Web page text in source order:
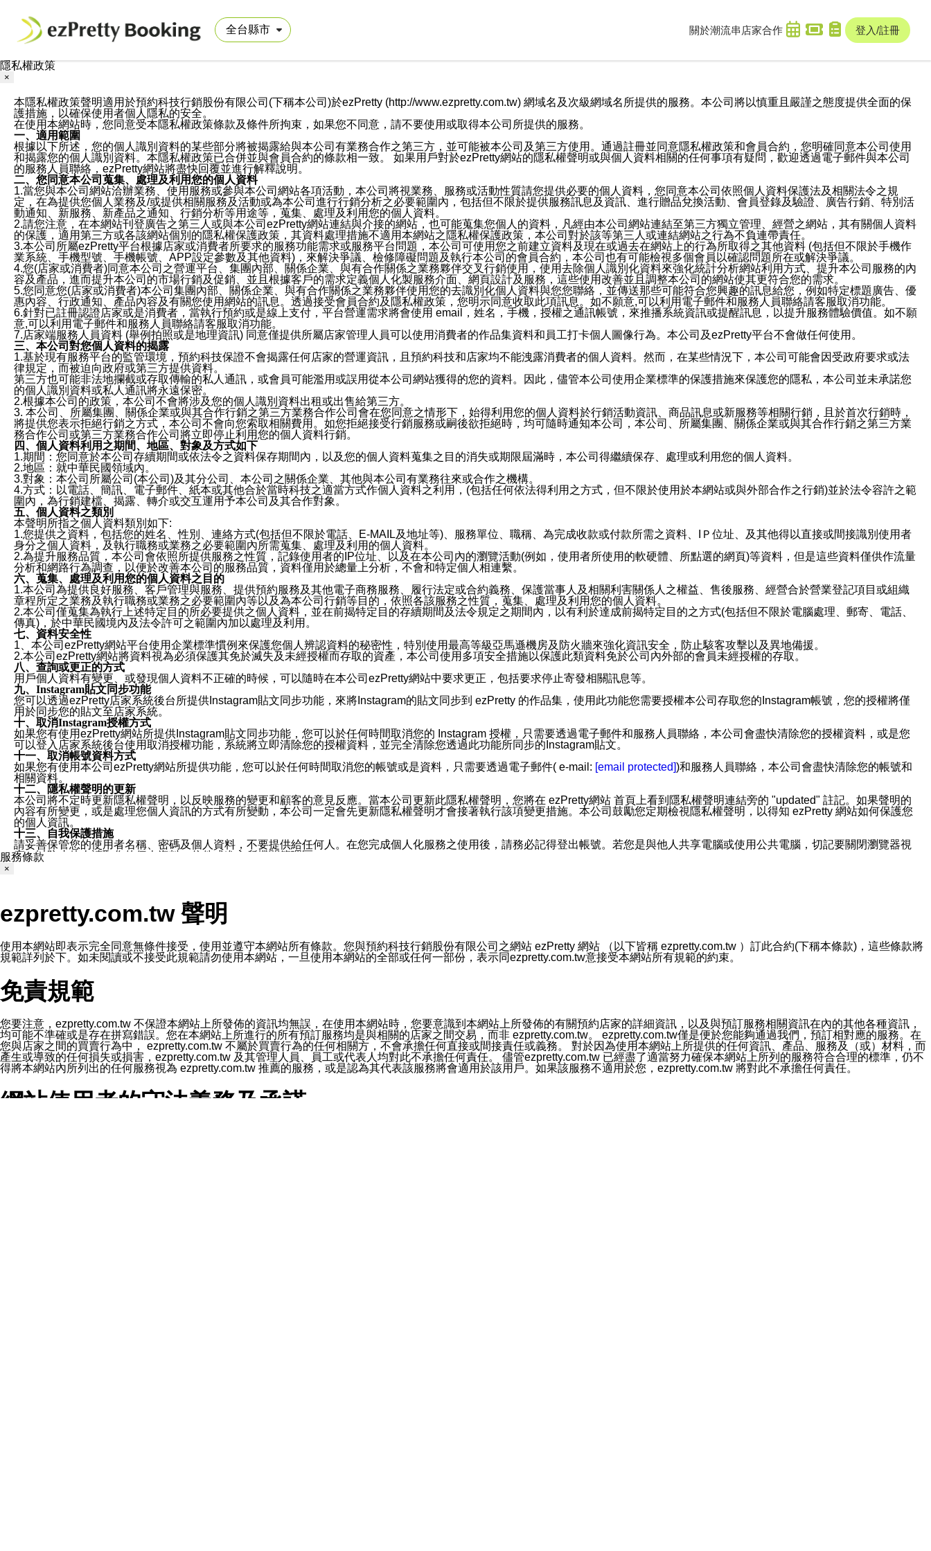
關於潮流串 店家合作 登入/註冊
隱私權政策
×
本隱私權政策聲明適用於預約科技行銷股份有限公司(下稱本公司)於ezPretty (http://www.ezpretty.com.tw) 網域名及次級網域名所提供的服務。本公司將以慎重且嚴謹之態度提供全面的保
護措施，以確保使用者個人隱私的安全。
在使用本網站時，您同意受本隱私權政策條款及條件所拘束，如果您不同意，請不要使用或取得本公司所提供的服務。
一、適用範圍
根據以下所述，您的個人識別資料的某些部分將被揭露給與本公司有業務合作之第三方，並可能被本公司及第三方使用。通過註冊並同意隱私權政策和會員合約，您明確同意本公司使用
和揭露您的個人識別資料。本隱私權政策已合併並與會員合約的條款相一致。 如果用戶對於ezPretty網站的隱私權聲明或與個人資料相關的任何事項有疑問，歡迎透過電子郵件與本公司
的服務人員聯絡，ezPretty網站將盡快回覆並進行解釋說明。
二、您同意本公司蒐集、處理及利用您的個人資料
1.當您與本公司網站洽辦業務、使用服務或參與本公司網站各項活動，本公司將視業務、服務或活動性質請您提供必要的個人資料，您同意本公司依照個人資料保護法及相關法令之規
定，在為提供您個人業務及/或提供相關服務及活動或為本公司進行行銷分析之必要範圍內，包括但不限於提供服務訊息及資訊、進行贈品兌換活動、會員登錄及驗證、廣告行銷、特別活
動通知、新服務、新產品之通知、行銷分析等用途等，蒐集、處理及利用您的個人資料。
2.請您注意，在本網站刊登廣告之第三人或與本公司ezPretty網站連結與介接的網站，也可能蒐集您個人的資料，凡經由本公司網站連結至第三方獨立管理、經營之網站，其有關個人資料
的保護，適用第三方或各該網站個別的隱私權保護政策，其資料處理措施不適用本網站之隱私權保護政策，本公司對於該等第三人或連結網站之行為不負連帶責任。
3.本公司所屬ezPretty平台根據店家或消費者所要求的服務功能需求或服務平台問題，本公司可使用您之前建立資料及現在或過去在網站上的行為所取得之其他資料 (包括但不限於手機作
業系統、手機型號、手機帳號、APP設定參數及其他資料)，來解決爭議、檢修障礙問題及執行本公司的會員合約，本公司也有可能檢視多個會員以確認問題所在或解決爭議。
4.您(店家或消費者)同意本公司之營運平台、集團內部、關係企業、與有合作關係之業務夥伴交叉行銷使用，使用去除個人識別化資料來強化統計分析網站利用方式、提升本公司服務的內
容及產品，進而提升本公司的市場行銷及促銷、並且根據客戶的需求定義個人化製服務介面、網頁設計及服務，這些使用改善並且調整本公司的網站使其更符合您的需求。
5.您同意您(店家或消費者)本公司集團內部、關係企業、與有合作關係之業務夥伴使用您的去識別化個人資料與您您聯絡，並傳送那些可能符合您興趣的訊息給您，例如特定標題廣告、優
惠內容、行政通知、產品內容及有關您使用網站的訊息。透過接受會員合約及隱私權政策，您明示同意收取此項訊息。如不願意,可以利用電子郵件和服務人員聯絡請客服取消功能。
6.針對已註冊認證店家或是消費者，當執行預約或是線上支付，平台營運需求將會使用 email，姓名，手機，授權之通訊帳號，來推播系統資訊或提醒訊息，以提升服務體驗價值。如不願
意,可以利用電子郵件和服務人員聯絡請客服取消功能。
7.店家端服務人員資料 (舉例拍照或是地理資訊) 同意僅提供所屬店家管理人員可以使用消費者的作品集資料和員工打卡個人圖像行為。本公司及ezPretty平台不會做任何使用。
三、本公司對您個人資料的揭露
1.基於現有服務平台的監管環境，預約科技保證不會揭露任何店家的營運資訊，且預約科技和店家均不能洩露消費者的個人資料。然而，在某些情況下，本公司可能會因受政府要求或法
律規定，而被迫向政府或第三方提供資料。
第三方也可能非法地攔截或存取傳輸的私人通訊，或會員可能濫用或誤用從本公司網站獲得的您的資料。因此，儘管本公司使用企業標準的保護措施來保護您的隱私，本公司並未承諾您
的個人識別資料或私人通訊將永遠保密。
2.根據本公司的政策，本公司不會將涉及您的個人識別資料出租或出售給第三方。
3. 本公司、所屬集團、關係企業或與其合作行銷之第三方業務合作公司會在您同意之情形下，始得利用您的個人資料於行銷活動資訊、商品訊息或新服務等相關行銷，且於首次行銷時，
將提供您表示拒絕行銷之方式，本公司不會向您索取相關費用。如您拒絕接受行銷服務或嗣後欲拒絕時，均可隨時通知本公司，本公司、所屬集團、關係企業或與其合作行銷之第三方業
務合作公司或第三方業務合作公司將立即停止利用您的個人資料行銷。
四、個人資料利用之期間、地區、對象及方式如下
1.期間：您同意於本公司存續期間或依法令之資料保存期間內，以及您的個人資料蒐集之目的消失或期限屆滿時，本公司得繼續保存、處理或利用您的個人資料。
2.地區：就中華民國領域內。
3.對象：本公司所屬公司(本公司)及其分公司、本公司之關係企業、其他與本公司有業務往來或合作之機構。
4.方式：以電話、簡訊、電子郵件、紙本或其他合於當時科技之適當方式作個人資料之利用，(包括任何依法得利用之方式，但不限於使用於本網站或與外部合作之行銷)並於法令容許之範
圍內，為行銷建檔、揭露、轉介或交互運用予本公司及其合作對象。
五、個人資料之類別
本聲明所指之個人資料類別如下:
1.您提供之資料，包括您的姓名、性別、連絡方式(包括但不限於電話、E-MAIL及地址等)、服務單位、職稱、為完成收款或付款所需之資料、IＰ位址、及其他得以直接或間接識別使用者
身分之個人資料，及執行職務或業務之必要範圍內所需蒐集、處理及利用的個人資料。
2.為提升服務品質，本公司會依照所提供服務之性質，記錄使用者的IP位址、以及在本公司內的瀏覽活動(例如，使用者所使用的軟硬體、所點選的網頁)等資料，但是這些資料僅供作流量
分析和網路行為調查，以便於改善本公司的服務品質，資料僅用於總量上分析，不會和特定個人相連繫。
六、蒐集、處理及利用您的個人資料之目的
1.本公司為提供良好服務、客戶管理與服務、提供預約服務及其他電子商務服務、履行法定或合約義務、保護當事人及相關利害關係人之權益、售後服務、經營合於營業登記項目或組織
章程所定之業務及執行職務或業務之必要範圍內等以及為本公司行銷等目的，依照各該服務之性質，蒐集、處理及利用您的個人資料。
2.本公司僅蒐集為執行上述特定目的所必要提供之個人資料，並在前揭特定目的存續期間及法令規定之期間內，以有利於達成前揭特定目的之方式(包括但不限於電腦處理、郵寄、電話、
傳真)，於中華民國境內及法令許可之範圍內加以處理及利用。
七、資料安全性
1、本公司ezPretty網站平台使用企業標準慣例來保護您個人辨認資料的秘密性，特別使用最高等級亞馬遜機房及防火牆來強化資訊安全，防止駭客攻擊以及異地備援。
2.本公司ezPretty網站將資料視為必須保護其免於滅失及未經授權而存取的資產，本公司使用多項安全措施以保護此類資料免於公司內外部的會員未經授權的存取。
八、查詢或更正的方式
用戶個人資料有變更、或發現個人資料不正確的時候，可以隨時在本公司ezPretty網站中要求更正，包括要求停止寄發相關訊息等。
九、Instagram貼文同步功能
您可以透過ezPretty店家系統後台所提供Instagram貼文同步功能，來將Instagram的貼文同步到 ezPretty 的作品集，使用此功能您需要授權本公司存取您的Instagram帳號，您的授權將僅
用於同步您的貼文至店家系統。
十、取消Instagram授權方式
如果您有使用ezPretty網站所提供Instagram貼文同步功能，您可以於任何時間取消您的 Instagram 授權，只需要透過電子郵件和服務人員聯絡，本公司會盡快清除您的授權資料，或是您
可以登入店家系統後台使用取消授權功能，系統將立即清除您的授權資料，並完全清除您透過此功能所同步的Instagram貼文。
十一、取消帳號資料方式
如果您有使用本公司ezPretty網站所提供功能，您可以於任何時間取消您的帳號或是資料，只需要透過電子郵件( e-mail: [email protected])和服務人員聯絡，本公司會盡快清除您的帳號和
相關資料。
十二、隱私權聲明的更新
本公司將不定時更新隱私權聲明，以反映服務的變更和顧客的意見反應。當本公司更新此隱私權聲明，您將在 ezPretty網站 首頁上看到隱私權聲明連結旁的 "updated" 註記。如果聲明的
內容有所變更，或是處理您個人資訊的方式有所變動，本公司一定會先更新隱私權聲明才會接著執行該項變更措施。本公司鼓勵您定期檢視隱私權聲明，以得知 ezPretty 網站如何保護您
的個人資訊。
十三、自我保護措施
請妥善保管您的使用者名稱、密碼及個人資料，不要提供給任何人。在您完成個人化服務之使用後，請務必記得登出帳號。若您是與他人共享電腦或使用公共電腦，切記要關閉瀏覽器視
窗，以防止他人讀取您的個人資料、信件或進入所機關管理區。
本公司/本服務將以通知型訊息傳送重要訊息給您。即使未加入本公司/本服務好友，您仍可接收到通知型訊息。
本公司/本服務傳送之通知型訊息以對您有效且重要的訊息為限，以廣告或其他目的的訊息皆不會被傳送。滿足以下三個條件者，將可收到通知型訊息。
2.該 LINE 帳號已在 LINE APP 設定中，同意接收通知型訊息。
3.LINE 帳號未封鎖傳送訊息之 LINE 官方帳號。
欲變更通知型訊息的設定，操作如下：
1.點選「主頁」＞「設定」
2.點選「隱私設定」
3.點選「提供使用資料」
5.開關「接收LINE通知型訊息」
❗️關閉「接收通知型訊息」後，將不會接收到來自任何企業官方帳號或認證官方帳號的通知型訊息。
服務條款
×
ezpretty.com.tw 聲明
使用本網站即表示完全同意無條件接受，使用並遵守本網站所有條款。您與預約科技行銷股份有限公司之網站 ezPretty 網站 （以下皆稱 ezpretty.com.tw ）訂此合約(下稱本條款)，這些條款將
規範詳列於下。如未閱讀或不接受此規範請勿使用本網站，一旦使用本網站的全部或任何一部份，表示同ezpretty.com.tw意接受本網站所有規範的約束。
免責規範
您要注意，ezpretty.com.tw 不保證本網站上所發佈的資訊均無誤，在使用本網站時，您要意識到本網站上所發佈的有關預約店家的詳細資訊，以及與預訂服務相關資訊在內的其他各種資訊，
均可能不準確或是存在拼寫錯誤。您在本網站上所進行的所有預訂服務均是與相關的店家之間交易，而非 ezpretty.com.tw。 ezpretty.com.tw僅是便於您能夠通過我們，預訂相對應的服務。在
您與店家之間的買賣行為中， ezpretty.com.tw 不屬於買賣行為的任何相關方，不會承擔任何直接或間接責任或義務。 對於因為使用本網站上所提供的任何資訊、產品、服務及（或）材料，而
產生或導致的任何損失或損害，ezpretty.com.tw 及其管理人員、員工或代表人均對此不承擔任何責任。 儘管ezpretty.com.tw 已經盡了適當努力確保本網站上所列的服務符合合理的標準，仍不
得將本網站內所列出的任何服務視為 ezpretty.com.tw 推薦的服務，或是認為其代表該服務將會適用於該用戶。如果該服務不適用於您，ezpretty.com.tw 將對此不承擔任何責任。
網站使用者的守法義務及承諾